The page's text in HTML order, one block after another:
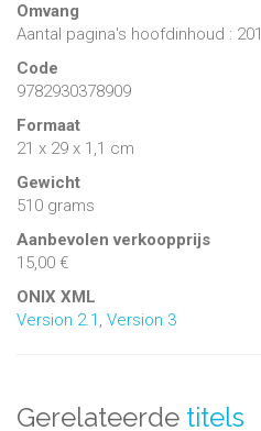
Omvang
Aantal pagina's hoofdinhoud : 201
Code
9782930378909
Formaat
21 x 29 x 1,1 cm
Gewicht
510 grams
Aanbevolen verkoopprijs
15,00 €
ONIX XML
Version 2.1 Version 3
Gerelateerde titels